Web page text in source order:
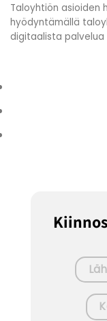
Taloyhtiön asioiden
hyödyntämällä
digitaalista palvelua